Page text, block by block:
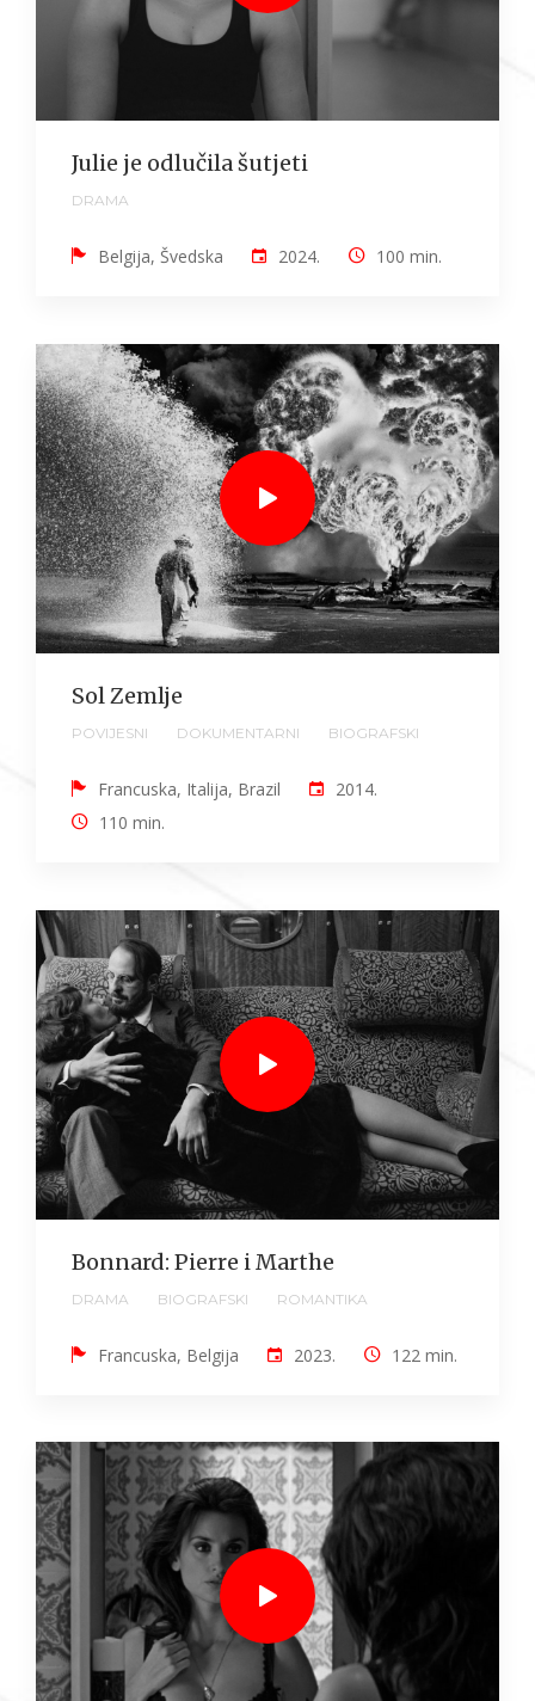
Julie je odlučila šutjeti
DRAMA
Belgija, Švedska 2024. 100 min.
Sol Zemlje
POVIJESNI DOKUMENTARNI BIOGRAFSKI
Francuska, Italija, Brazil
2014.
110 min.
Bonnard: Pierre i Marthe
DRAMA BIOGRAFSKI ROMANTIKA
Francuska, Belgija 2023. 122 min.